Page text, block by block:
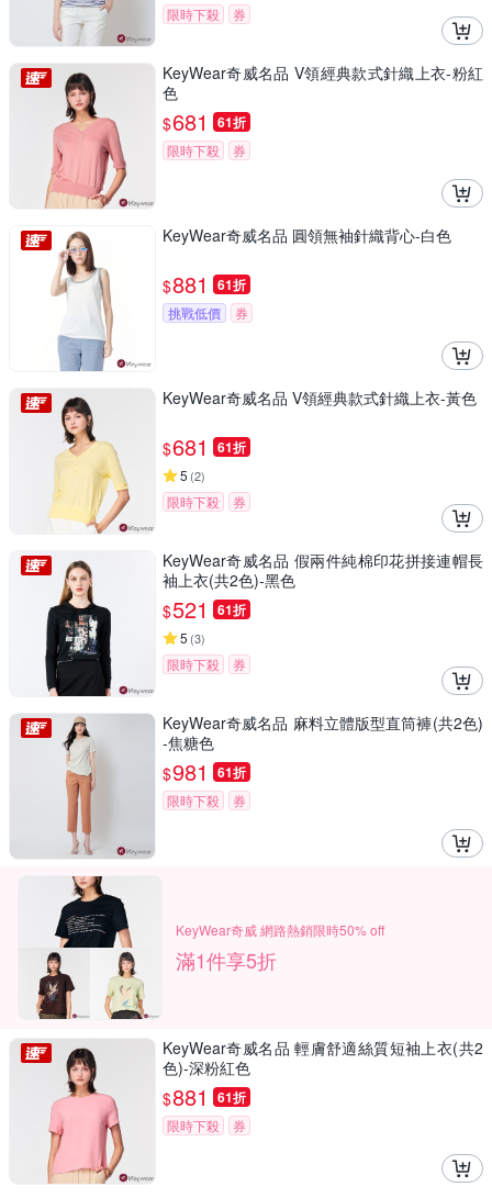
限時下殺 券
KeyWear奇威名品 V領經典款式針織上衣-粉紅
色
$681 61折
限時下殺 券
KeyWear奇威名品 圓領無袖針織背心-白色
$881 61折
挑戰低價 券
KeyWear奇威名品 V領經典款式針織上衣-黃色
$681 61折
5 (2)
限時下殺 券
KeyWear奇威名品 假兩件純棉印花拼接連帽長
袖上衣(共2色)-黑色
$521 61折
5 (3)
限時下殺 券
KeyWear奇威名品 麻料立體版型直筒褲(共2色)
-焦糖色
$981 61折
限時下殺 券
KeyWear奇威 網路熱銷限時50% off
滿1件享5折
KeyWear奇威名品 輕膚舒適絲質短袖上衣(共2
色)-深粉紅色
$881 61折
限時下殺 券